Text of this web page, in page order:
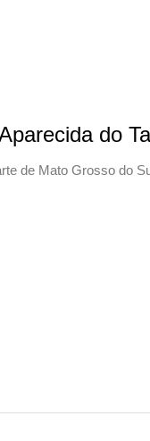
do
de Mato Grosso do